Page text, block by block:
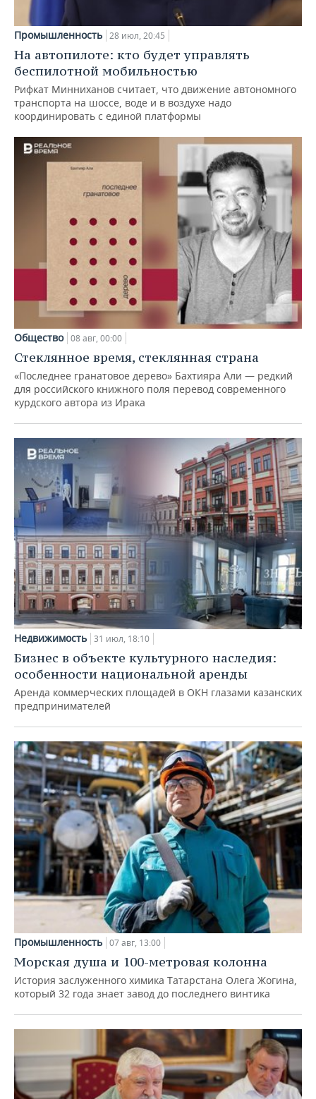
Промышленность 28 июл, 20:45
На автопилоте: кто будет управлять
беспилотной мобильностью
Рифкат Минниханов считает, что движение автономного
транспорта на шоссе, воде и в воздухе надо
координировать с единой платформы
Общество 08 авг, 00:00
Стеклянное время, стеклянная страна
«Последнее гранатовое дерево» Бахтияра Али — редкий
для российского книжного поля перевод современного
курдского автора из Ирака
Недвижимость 31 июл, 18:10
Бизнес в объекте культурного наследия:
особенности национальной аренды
Аренда коммерческих площадей в ОКН глазами казанских
предпринимателей
Промышленность 07 авг, 13:00
Морская душа и 100-метровая колонна
История заслуженного химика Татарстана Олега Жогина,
который 32 года знает завод до последнего винтика